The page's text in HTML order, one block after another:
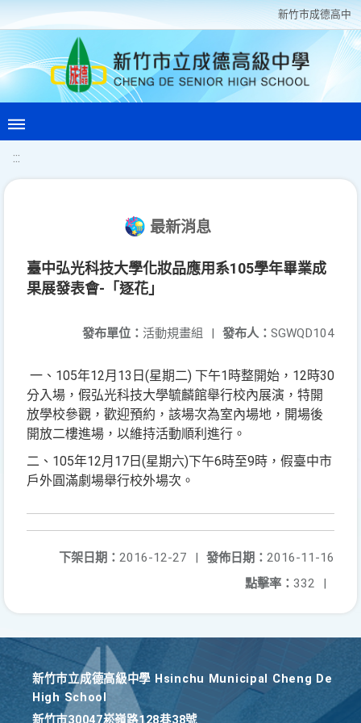
新竹巿成德高中
:::
最新消息
臺中弘光科技大學化妝品應用系105學年畢業成
果展發表會-「逐花」
發布人： SGWQD104
發布單位： 活動規畫組 |
一、105年12月13日(星期二) 下午1時整開始，12時30
分入場，假弘光科技大學毓麟館舉行校內展演，特開
放學校參觀，歡迎預約，該場次為室內場地，開場後
開放二樓進場，以維持活動順利進行。
二、105年12月17日(星期六)下午6時至9時，假臺中市
戶外圓滿劇場舉行校外場次。
發佈日期： 2016-11-16
下架日期： 2016-12-27
|
點擊率： 332 |
新竹巿立成德高級中學 Hsinchu Municipal Cheng De
High School
新竹巿30047崧嶺路128巷38號